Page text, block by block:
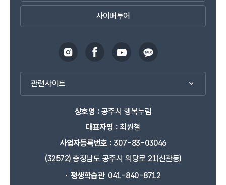
사이버투어
관련사이트
상호명 :공주시 행복누림
대표자명 :최원철
사업자등록번호 :307-83-03046
(32572) 충청남도 공주시 의당로 21(신관동)
평생학습관 041-840-8712